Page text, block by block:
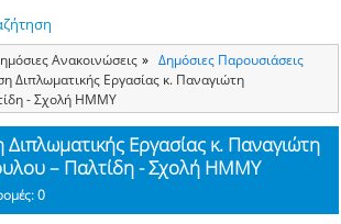
Ανακοινώσεις
Δημόσιες Παρουσιάσεις
Διπλωματικής Εργασίας κ. Παναγιώτη
- Σχολή ΗΜΜΥ
Εργασίας κ. Παναγιώτη
– Παλτίδη - Σχολή ΗΜΜΥ
0